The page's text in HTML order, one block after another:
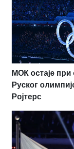
МОК остаје
Руског
Ројтерс